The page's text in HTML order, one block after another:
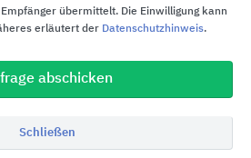
übermittelt. Die Einwilligung kann
erläutert der Datenschutzhinweis.
abschicken
Schließen